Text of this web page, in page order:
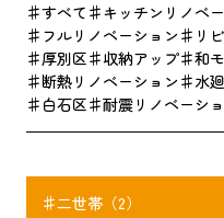
すべて
キッチンリノベ
フルリノベーション
リ
厚別区
収納アップ 和
断熱リノベーション
水
白石区
耐震リノベーシ
二世帯（2）